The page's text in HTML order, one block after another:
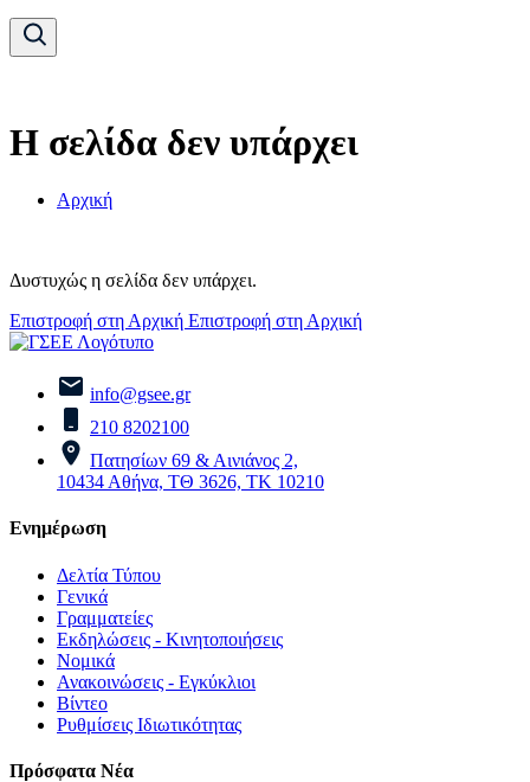
Η σελίδα δεν υπάρχει
Αρχική
Δυστυχώς η σελίδα δεν υπάρχει.
Επιστροφή στη Αρχική Επιστροφή στη Αρχική
info@gsee.gr
210 8202100
Πατησίων 69 & Αινιάνος 2,
10434 Αθήνα, ΤΘ 3626, ΤΚ 10210
Ενημέρωση
Δελτία Τύπου
Γενικά
Γραμματείες
Εκδηλώσεις - Κινητοποιήσεις
Νομικά
Ανακοινώσεις - Εγκύκλιοι
Βίντεο
Ρυθμίσεις Ιδιωτικότητας
Πρόσφατα Νέα